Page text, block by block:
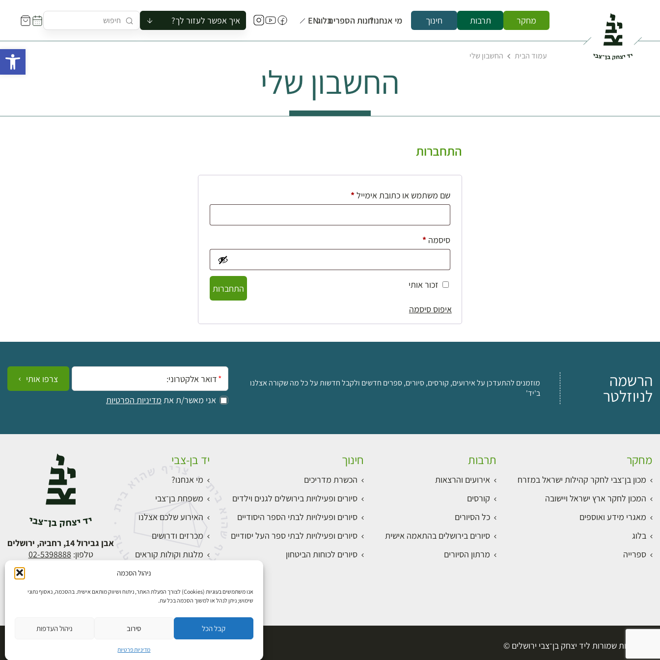
ניהול הסכמה
אנו משתמשים בעוגיות (Cookies) לצורך הפעלת האתר, ניתוח ושיווק מותאם אישית. בהסכמה, נאסוף נתוני
שימוש; ניתן לנהל או למשוך הסכמה בכל עת.
קבל הכל סירוב ניהול העדפות
מדיניות פרטיות
מחקר תרבות חינוך מי אנחנו?חנות הספריםבלוגEN איך אפשר לעזור לך?
להזמין סיור לקבוצה
לתאם ביקור בצריף
עמוד הבית החשבון שלי
החשבון שלי
התחברות
שם משתמש או כתובת אימייל*חובה
סיסמה*חובה
זכור אותי
התחברות
איפוס סיסמה
הרשמה
לניוזלטר
מוזמנים להתעדכן על אירועים, קורסים, סיורים, ספרים חדשים ולקבל חדשות על כל מה שקורה אצלנו
ב'יד'
אימייל:
אני מאשר/ת את מדיניות הפרטיות
צרפו אותי
מחקר
מכון בן־צבי לחקר קהילות ישראל במזרח
המכון לחקר ארץ ישראל ויישובה
מאגרי מידע ואוספים
בלוג
ספרייה
תרבות
אירועים והרצאות
קורסים
כל הסיורים
סיורים בירושלים בהתאמה אישית
מרתון הסיורים
חינוך
הכשרת מדריכים
סיורים ופעילויות בירושלים לגנים וילדים
סיורים ופעילויות לבתי הספר היסודיים
סיורים ופעילויות לבתי ספר העל יסודיים
סיורים לכוחות הביטחון
יד בן-צבי
מי אנחנו?
משפחת בן־צבי
האירוע שלכם אצלנו
מכרזים ודרושים
מלגות וקולות קוראים
התחברות
אבן גבירול 14, רחביה, ירושלים
טלפון: 02-5398888
כל הזכויות שמורות ליד יצחק בן־צבי ירושלים ©